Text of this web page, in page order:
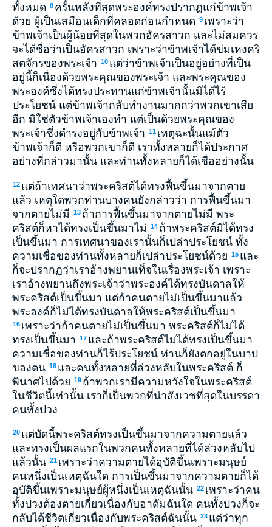
ทั้งหมด 8 ครั้นหลังที่สุดพระองค์ทรงปรากฏแก่ข้าพเจ้า
ด้วย ผู้เป็นเสมือนเด็กที่คลอดก่อนกำหนด 9 เพราะว่า
ข้าพเจ้าเป็นผู้น้อยที่สุดในพวกอัครสาวก และไม่สมควร
จะได้ชื่อว่าเป็นอัครสาวก เพราะว่าข้าพเจ้าได้ข่มเหงคริ
สตจักรของพระเจ้า 10 แต่ว่าข้าพเจ้าเป็นอยู่อย่างที่เป็น
อยู่นี้ก็เนื่องด้วยพระคุณของพระเจ้า และพระคุณของ
พระองค์ซึ่งได้ทรงประทานแก่ข้าพเจ้านั้นมิได้ไร้
ประโยชน์ แต่ข้าพเจ้ากลับทำงานมากกว่าพวกเขาเสีย
อีก มิใช่ตัวข้าพเจ้าเองทำ แต่เป็นด้วยพระคุณของ
พระเจ้าซึ่งดำรงอยู่กับข้าพเจ้า 11 เหตุฉะนั้นแม้ตัว
ข้าพเจ้าก็ดี หรือพวกเขาก็ดี เราทั้งหลายก็ได้ประกาศ
อย่างที่กล่าวมานั้น และท่านทั้งหลายก็ได้เชื่ออย่างนั้น
12 แต่ถ้าเทศนาว่าพระคริสต์ได้ทรงฟื้นขึ้นมาจากตาย
แล้ว เหตุใดพวกท่านบางคนยังกล่าวว่า การฟื้นขึ้นมา
จากตายไม่มี 13 ถ้าการฟื้นขึ้นมาจากตายไม่มี พระ
คริสต์ก็หาได้ทรงเป็นขึ้นมาไม่ 14 ถ้าพระคริสต์มิได้ทรง
เป็นขึ้นมา การเทศนาของเรานั้นก็เปล่าประโยชน์ ทั้ง
ความเชื่อของท่านทั้งหลายก็เปล่าประโยชน์ด้วย 15 และ
ก็จะปรากฏว่าเราอ้างพยานเท็จในเรื่องพระเจ้า เพราะ
เราอ้างพยานถึงพระเจ้าว่าพระองค์ได้ทรงบันดาลให้
พระคริสต์เป็นขึ้นมา แต่ถ้าคนตายไม่เป็นขึ้นมาแล้ว
พระองค์ก็ไม่ได้ทรงบันดาลให้พระคริสต์เป็นขึ้นมา
16 เพราะว่าถ้าคนตายไม่เป็นขึ้นมา พระคริสต์ก็ไม่ได้
ทรงเป็นขึ้นมา 17 และถ้าพระคริสต์ไม่ได้ทรงเป็นขึ้นมา
ความเชื่อของท่านก็ไร้ประโยชน์ ท่านก็ยังตกอยู่ในบาป
ของตน 18 และคนทั้งหลายที่ล่วงหลับในพระคริสต์ ก็
พินาศไปด้วย 19 ถ้าพวกเรามีความหวังใจในพระคริสต์
ในชีวิตนี้เท่านั้น เราก็เป็นพวกที่น่าสังเวชที่สุดในบรรดา
คนทั้งปวง
20 แต่บัดนี้พระคริสต์ทรงเป็นขึ้นมาจากความตายแล้ว
และทรงเป็นผลแรกในพวกคนทั้งหลายที่ได้ล่วงหลับไป
แล้วนั้น 21 เพราะว่าความตายได้อุบัติขึ้นเพราะมนุษย์
คนหนึ่งเป็นเหตุฉันใด การเป็นขึ้นมาจากความตายก็ได้
อุบัติขึ้นเพราะมนุษย์ผู้หนึ่งเป็นเหตุฉันนั้น 22 เพราะว่าคน
ทั้งปวงต้องตายเกี่ยวเนื่องกับอาดัมฉันใด คนทั้งปวงก็จะ
กลับได้ชีวิตเกี่ยวเนื่องกับพระคริสต์ฉันนั้น 23 แต่ว่าทุก